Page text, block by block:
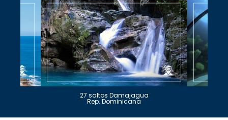
27 saltos Damajagua
Rep. Dominicana